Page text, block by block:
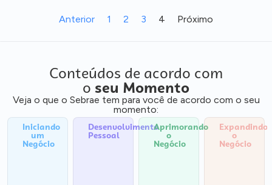
Anterior 1 2 3 4 Próximo
Conteúdos de acordo com
o seu Momento
Veja o que o Sebrae tem para você de acordo com o seu
momento:
Iniciando
um
Negócio
Desenvolvimento
Pessoal
Aprimorando
o
Negócio
Expandindo
o
Negócio